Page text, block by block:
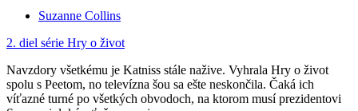
Suzanne Collins
2. diel série Hry o život
Navzdory všetkému je Katniss stále nažive. Vyhrala Hry o život
spolu s Peetom, no televízna šou sa ešte neskončila. Čaká ich
víťazné turné po všetkých obvodoch, na ktorom musí prezidentovi